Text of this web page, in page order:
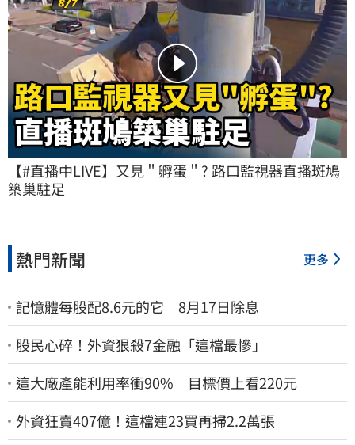
【#直播中LIVE】又見＂孵蛋＂? 路口監視器直播斑鳩
築巢駐足
熱門新聞 更多
記憶體每股配8.6元的它 8月17日除息
股民心碎！外資狠殺7金融「這檔最慘」
這大廠產能利用率衝90% 目標價上看220元
外資狂賣407億！這檔連23買再掃2.2萬張